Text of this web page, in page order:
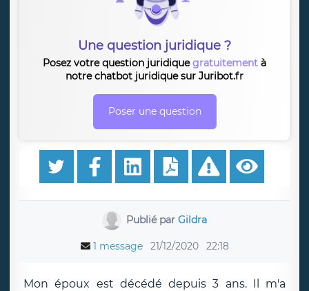
Une question juridique ?
Posez votre question juridiquegratuitement à
notre chatbot juridique sur Juribot.fr
Poser une question
Publié parGildra
1 message 21/12/2020 22:18
Mon époux est décédé depuis 3 ans. Il m'a